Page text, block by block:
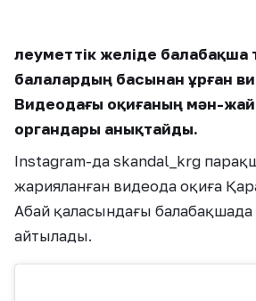
Әлеуметтік желіде балабақша
балалардың басынан ұрған
Видеодағы оқиғаның мән-
органдары анықтайды.
Instagram-да skandal_krg
жарияланған видеода оқиға
Абай қаласындағы балабақшада
айтылады.